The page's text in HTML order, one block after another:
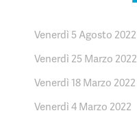
Venerdì 5 Agosto 2022
Venerdì 25 Marzo 2022
Venerdì 18 Marzo 2022
Venerdì 4 Marzo 2022